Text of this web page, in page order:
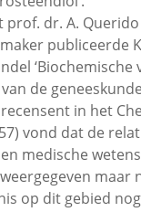
prof. dr. A.
publiceerde
de
in het
vond dat de
medische
maar
op dit gebied